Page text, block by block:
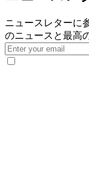
ニュースレターに
のニュースと最高